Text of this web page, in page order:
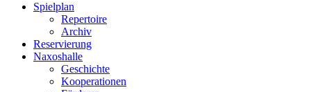
Spielplan
Repertoire
Archiv
Reservierung
Naxoshalle
Geschichte
Kooperationen